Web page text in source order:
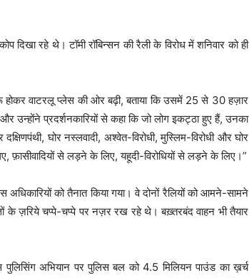
रहे थे। टॉमी रॉबिन्सन की रैली के विरोध में शनिवार को ही
वाटरलू प्लेस की ओर बढ़ी, बताया कि उसमें 25 से 30 हज़ार
उन्होंने प्रदर्शनकारियों से कहा कि जो लोग इकट्ठा हुए हैं, उनका
घोर नस्लवादी, अश्वेत-विरोधी, मुस्लिम-विरोधी और घोर
फ़ासीवादियों से लड़ने के लिए, यहूदी-विरोधियों से लड़ने के लिए।”
को तैनात किया गया। वे दोनों रैलियों को आमने-सामने
ज़रिये चप्पे-चप्पे पर नज़र रख रहे थे। बख़्तरबंद वाहन भी तैयार
अभियान पर पुलिस बल को 4.5 मिलियन पाउंड का ख़र्च